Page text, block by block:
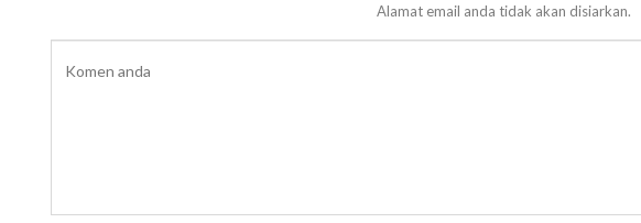
Alamat email anda tidak akan disiarkan.